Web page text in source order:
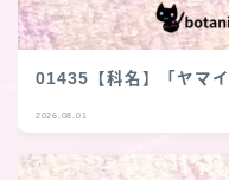
01435【科名】「ヤマ
2026.08.01